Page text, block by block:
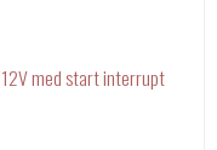
med start interrupt